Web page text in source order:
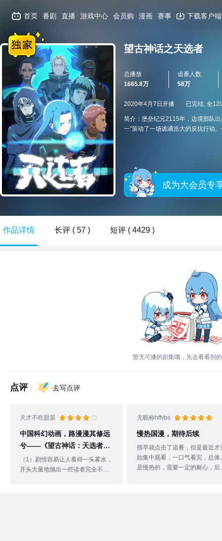
首页 番剧 直播 游戏中心 会员购 漫画 赛事 下载客户端
望古神话之天选者
总播放
1665.8万
追番人数
58万
2020年4月7日开播 已完结, 全12
简介：堡垒纪元2115年，边境部队
一”策动了一场诡谲浩大的反抗行动
成为大会员专
作品详情 长评 ( 57 ) 短评 ( 4429 )
暂无可播的剧集哦，先去看看别
点评 去写点评
天才不吃甜菜
中国科幻动画，路漫漫其修远
兮——《望古神话：天选者》
观后感
（1）剧情容易让人看得一头雾水，
开头大量地抛出一些读者完全不懂
无昵称hffvbs
慢热国漫，期待后续
很早就点击了追番，但是最近才
始集中观看，一口气看完，总体
是慢热的，需要一定的耐心，后